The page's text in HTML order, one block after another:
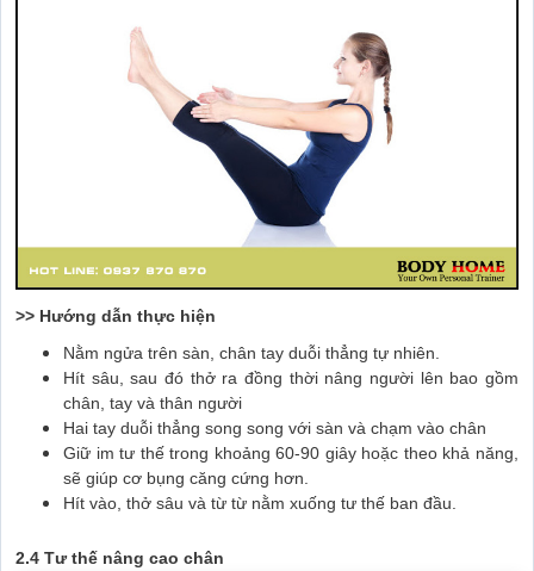
>> Hướng dẫn thực hiện
Nằm ngửa trên sàn, chân tay duỗi thẳng tự nhiên.
Hít sâu, sau đó thở ra đồng thời nâng người lên bao gồm
chân, tay và thân người
Hai tay duỗi thẳng song song với sàn và chạm vào chân
Giữ im tư thế trong khoảng 60-90 giây hoặc theo khả năng,
sẽ giúp cơ bụng căng cứng hơn.
Hít vào, thở sâu và từ từ nằm xuống tư thế ban đầu.
2.4 Tư thế nâng cao chân